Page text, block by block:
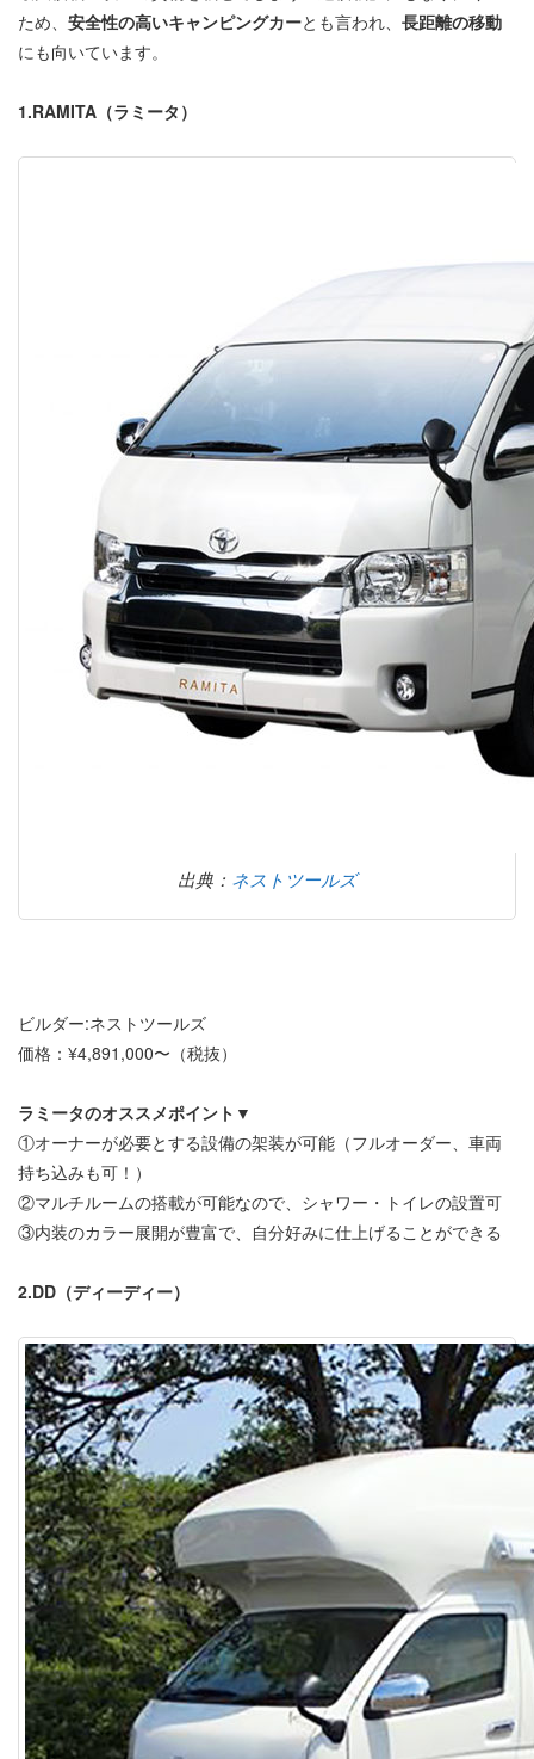
ため、 安全性の高いキャンピングカーとも言われ、 長距離の移動
にも向いています。
1.RAMITA（ラミータ）
出典： ネストツールズ
ビルダー:ネストツールズ
価格：¥4,891,000〜（税抜）
ラミータのオススメポイント▼
①オーナーが必要とする設備の架装が可能（フルオーダー、車両
持ち込みも可！）
②マルチルームの搭載が可能なので、シャワー・トイレの設置可
③内装のカラー展開が豊富で、自分好みに仕上げることができる
2.DD（ディーディー）